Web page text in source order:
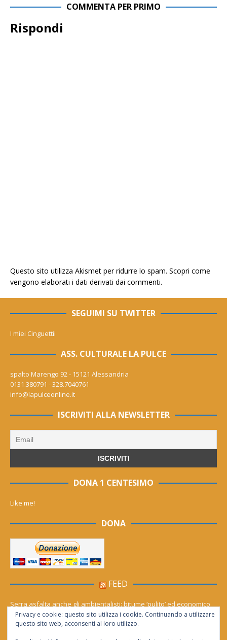
COMMENTA PER PRIMO
Rispondi
Questo sito utilizza Akismet per ridurre lo spam. Scopri come
vengono elaborati i dati derivati dai commenti.
SEGUIMI SU TWITTER
I miei Cinguettii
ASS. CULTURALE LA PULCE
spalto Marengo 92 - 15121 Alessandria
0131.380791 - 328.7040761
info@lapulceonline.it
ISCRIVITI ALLA NEWSLETTER
DONA 1 CENTESIMO
Like me!
DONA
FEED
Serra asfalta anche gli ambientalisti: bitume ‘pulito’ ed economico
Le migliori agenzie Meta Ads in Italia nel 2026
Privacy e cookie: questo sito utilizza i cookie. Continuando a utilizzare
questo sito web, acconsenti al loro utilizzo.